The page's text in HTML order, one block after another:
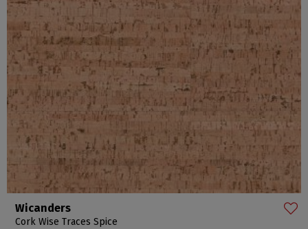
Wicanders
Cork Wise Traces Spice